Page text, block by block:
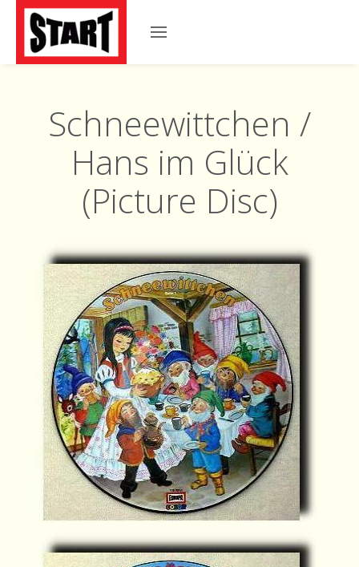
Schneewittchen /
Hans im Glück
(Picture Disc)